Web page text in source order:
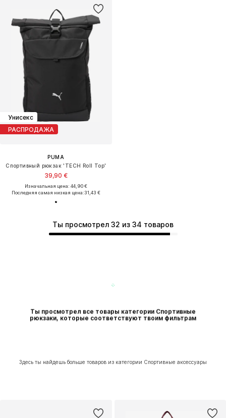
Унисекс
РАСПРОДАЖА
PUMA
Спортивный рюкзак 'TECH Roll Top'
39,90 €
Изначальная цена: 44,90 €
Последняя самая низкая цена:31,43 €
Ты просмотрел 32 из 34 товаров
Ты просмотрел все товары категории Спортивные
рюкзаки, которые соответствуют твоим фильтрам
Здесь ты найдешь больше товаров из категории Спортивные аксессуары